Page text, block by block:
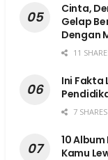
Cinta,
Gelap
Dengan
11
Ini Fakta
7 SHARES
10
Kamu